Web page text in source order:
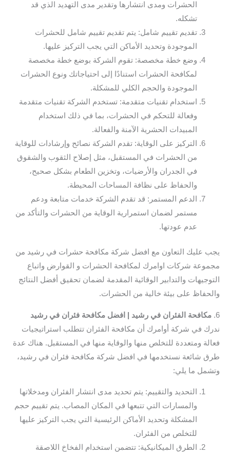
الحشرات ومدى انتشارها وتقدير مدى التهديد الذي قد
تشكله.
تقديم تقييم شامل: يتم تقديم تقييم شامل للحشرات
الموجودة وتحديد الأماكن التي يجب التركيز عليها.
وضع خطة مخصصة: تقوم الشركة بوضع خطة مخصصة
لمكافحة الحشرات استنادًا إلى احتياجاتك ونوع الحشرات
الموجودة والحجم الكلي للمشكلة.
استخدام تقنيات متقدمة: تستخدم الشركة تقنيات متقدمة
وفعالة للتحكم في الحشرات، بما في ذلك استخدام
المبيدات الحشرية الآمنة والفعالة.
التركيز على الوقاية: تقدم الشركة نصائح وإرشادات للوقاية
من الحشرات في المستقبل، مثل إصلاح الثقوب والشقوق
في الجدران والأرضيات، وتخزين الطعام بشكل صحيح،
والحفاظ على نظافة المساحات المحيطة.
الدعم المستمر: قد تقدم الشركة خدمات متابعة ودعم
مستمر لضمان استمرارية الوقاية من الحشرات والتأكد من
عدم عودتها.
يجب عليك التعاون مع افضل شركة مكافحة حشرات في رشيد من
مجموعة شركات اوامرك لمكافحة الحشرات و القوارض واتباع
التوجيهات والتدابير الوقائية المقدمة لضمان تحقيق أفضل النتائج
والحفاظ على بيئة خالية من الحشرات.
6. مكافحة الفئران في رشيد | افضل مكافحة فئران في رشيد
ندرك في شركة أوامرك أن مكافحة الفئران تتطلب استراتيجيات
فعالة ومتعددة للتخلص منها والوقاية منها في المستقبل. هناك عدة
طرق شائعة نستخدمها في افضل شركة مكافحة فئران في رشيد،
وتشمل ما يلي:
التحديد والتقييم: يتم تحديد مدى انتشار الفئران ومدخلاتها
والمسارات التي تتبعها في المكان المصاب. يتم تقييم حجم
المشكلة وتحديد الأماكن الرئيسية التي يجب التركيز عليها
للتخلص من الفئران.
الطرق الميكانيكية: تتضمن استخدام الفخاخ اللاصقة